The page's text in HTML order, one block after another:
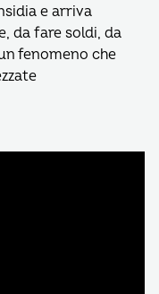
e arriva
da fare soldi, da
fenomeno che